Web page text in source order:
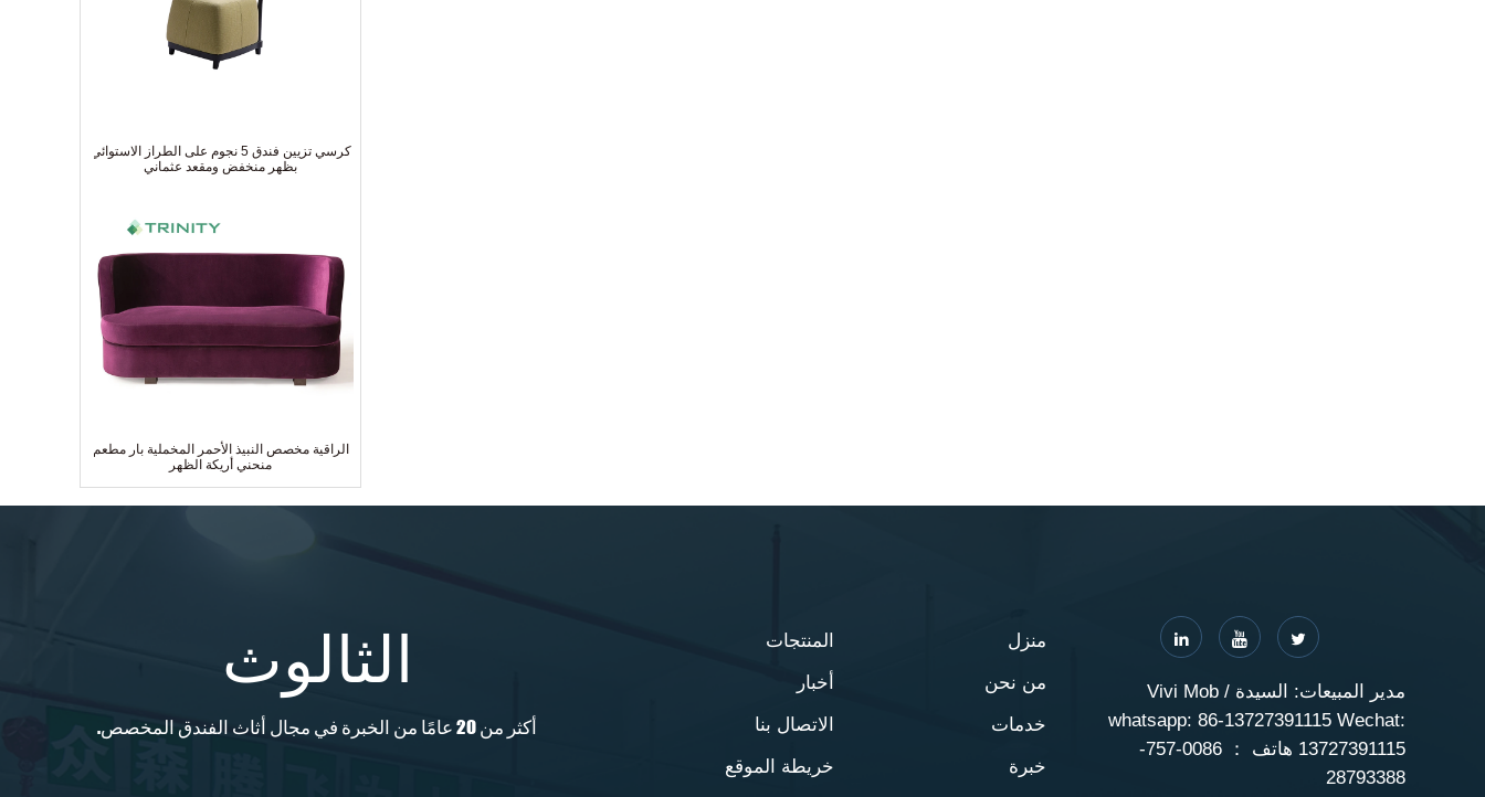
كرسي تزيين فندق 5 نجوم على الطراز الاستوائي
بظهر منخفض ومقعد عثماني
الراقية مخصص النبيذ الأحمر المخملية بار مطعم
منحني أريكة الظهر
الثالوث
أكثر من 20 عامًا من الخبرة في مجال أثاث الفندق المخصص.
منزل
من نحن
خدمات
خبرة
المنتجات
أخبار
الاتصال بنا
خريطة الموقع
مدير المبيعات: السيدة Vivi Mob /
whatsapp: 86-13727391115 Wechat:
13727391115 هاتف ： 0086-757-
28793388